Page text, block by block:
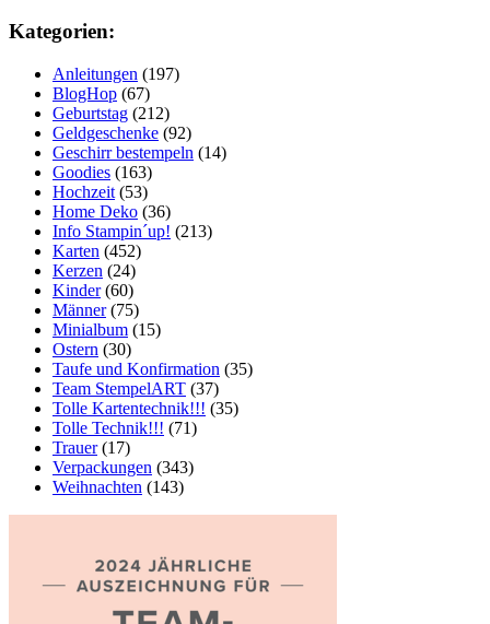
Kategorien:
Anleitungen (197)
BlogHop (67)
Geburtstag (212)
Geldgeschenke (92)
Geschirr bestempeln (14)
Goodies (163)
Hochzeit (53)
Home Deko (36)
Info Stampin´up! (213)
Karten (452)
Kerzen (24)
Kinder(60)
Männer(75)
Minialbum (15)
Ostern (30)
Taufe und Konfirmation (35)
Team StempelART (37)
Tolle Kartentechnik!!! (35)
Tolle Technik!!! (71)
Trauer(17)
Verpackungen (343)
Weihnachten (143)